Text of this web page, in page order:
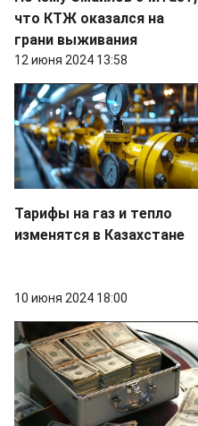
что КТЖ оказался на
грани выживания
12 июня 2024 13:58
Тарифы на газ и тепло
изменятся в Казахстане
10 июня 2024 18:00